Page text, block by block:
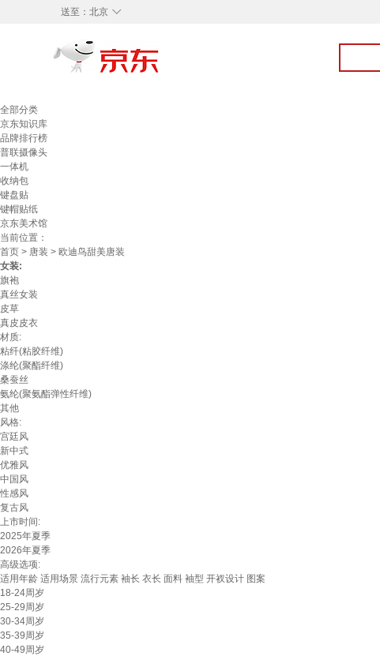
◇
送至： 北京
全部分类
京东知识库
品牌排行榜
普联摄像头
一体机
收纳包
键盘贴
键帽贴纸
京东美术馆
当前位置：
首页 > 唐装 > 欧迪鸟甜美唐装
女装:
旗袍
真丝女装
皮草
真皮皮衣
材质:
粘纤(粘胶纤维)
涤纶(聚酯纤维)
桑蚕丝
氨纶(聚氨酯弹性纤维)
其他
风格:
宫廷风
新中式
优雅风
中国风
性感风
复古风
上市时间:
2025年夏季
2026年夏季
高级选项:
适用年龄 适用场景 流行元素 袖长 衣长 面料 袖型 开衩设计 图案
18-24周岁
25-29周岁
30-34周岁
35-39周岁
40-49周岁